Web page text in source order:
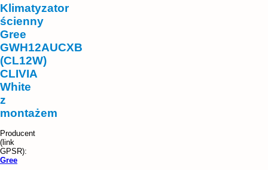
Klimatyzator
ścienny
Gree
GWH12AUCXB
(CL12W)
CLIVIA
White
z
montażem
Gree